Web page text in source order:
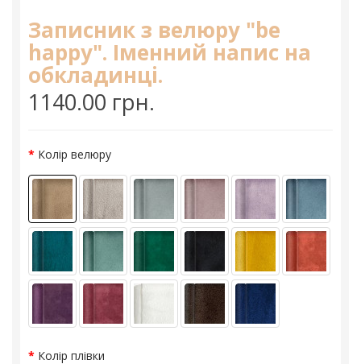
Записник з велюру "be
happy". Іменний напис на
обкладинці.
1140.00 грн.
Колір велюру
Колір плівки